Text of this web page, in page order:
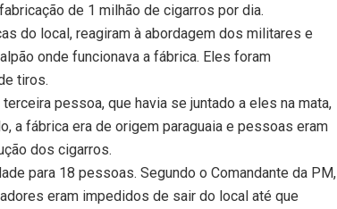
de 1 milhão de cigarros por dia.
do local, reagiram à abordagem dos militares e
onde funcionava a fábrica. Eles foram
tiros.
pessoa, que havia se juntado a eles na mata,
a fábrica era de origem paraguaia e pessoas eram
dos cigarros.
para 18 pessoas. Segundo o Comandante da PM,
eram impedidos de sair do local até que